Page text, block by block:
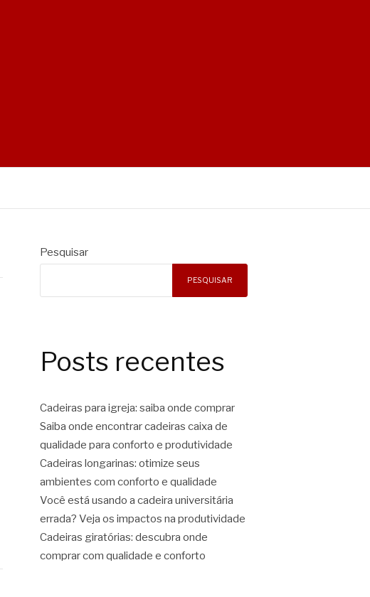
Pesquisar
PESQUISAR
Posts recentes
Cadeiras para igreja: saiba onde comprar
Saiba onde encontrar cadeiras caixa de
qualidade para conforto e produtividade
Cadeiras longarinas: otimize seus
ambientes com conforto e qualidade
Você está usando a cadeira universitária
errada? Veja os impactos na produtividade
Cadeiras giratórias: descubra onde
comprar com qualidade e conforto